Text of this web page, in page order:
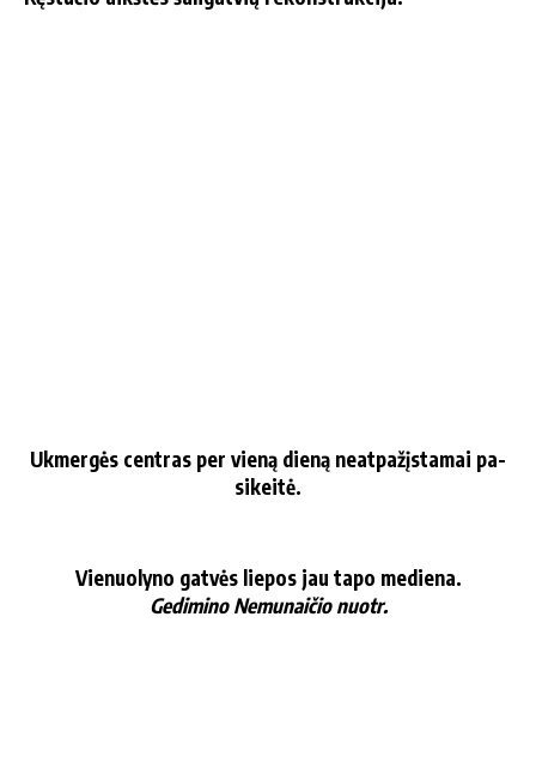
Uk­mer­gės cen­tras per vie­ną die­ną ne­at­pa­žįs­ta­mai pa­
si­kei­tė.
Vie­nuo­ly­no gat­vės lie­pos jau ta­po me­die­na.
Ge­di­mi­no Ne­mu­nai­čio nuotr.